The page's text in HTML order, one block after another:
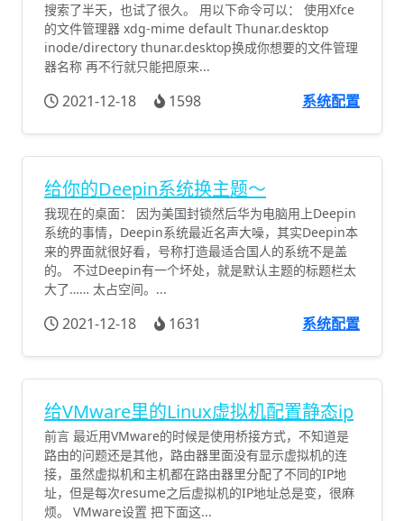
搜索了半天，也试了很久。 用以下命令可以： 使用Xfce
的文件管理器 xdg-mime default Thunar.desktop
inode/directory thunar.desktop换成你想要的文件管理
器名称 再不行就只能把原来...
2021-12-18 1598 系统配置
给你的Deepin系统换主题～
我现在的桌面： 因为美国封锁然后华为电脑用上Deepin
系统的事情，Deepin系统最近名声大噪，其实Deepin本
来的界面就很好看，号称打造最适合国人的系统不是盖
的。 不过Deepin有一个坏处，就是默认主题的标题栏太
大了…… 太占空间。...
2021-12-18 1631 系统配置
给VMware里的Linux虚拟机配置静态ip
前言 最近用VMware的时候是使用桥接方式，不知道是
路由的问题还是其他，路由器里面没有显示虚拟机的连
接，虽然虚拟机和主机都在路由器里分配了不同的IP地
址，但是每次resume之后虚拟机的IP地址总是变，很麻
烦。 VMware设置 把下面这...